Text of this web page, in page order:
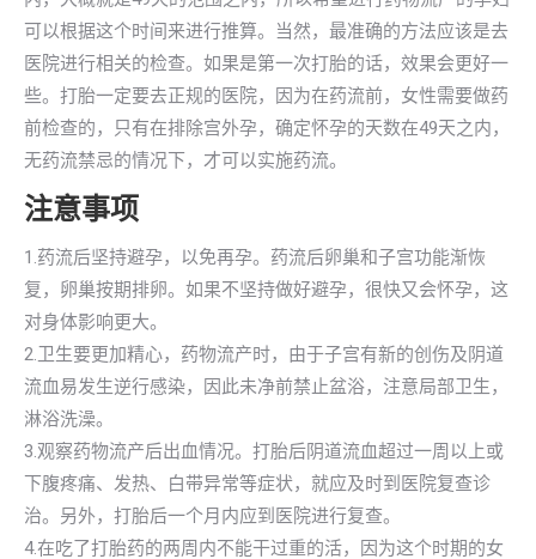
可以根据这个时间来进行推算。当然，最准确的方法应该是去
医院进行相关的检查。如果是第一次打胎的话，效果会更好一
些。打胎一定要去正规的医院，因为在药流前，女性需要做药
前检查的，只有在排除宫外孕，确定怀孕的天数在49天之内，
无药流禁忌的情况下，才可以实施药流。
注意事项
1.药流后坚持避孕，以免再孕。药流后卵巢和子宫功能渐恢
复，卵巢按期排卵。如果不坚持做好避孕，很快又会怀孕，这
对身体影响更大。
2.卫生要更加精心，药物流产时，由于子宫有新的创伤及阴道
流血易发生逆行感染，因此未净前禁止盆浴，注意局部卫生，
淋浴洗澡。
3.观察药物流产后出血情况。打胎后阴道流血超过一周以上或
下腹疼痛、发热、白带异常等症状，就应及时到医院复查诊
治。另外，打胎后一个月内应到医院进行复查。
4.在吃了打胎药的两周内不能干过重的活，因为这个时期的女